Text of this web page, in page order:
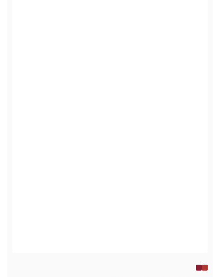
Pomegranate
Pink